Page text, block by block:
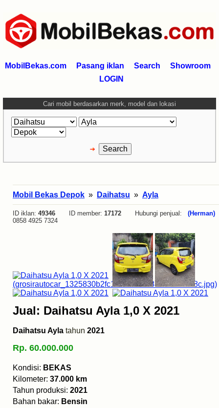
MobilBekas.com Pasang iklan Search
Showroom
LOGIN
Cari mobil berdasarkan merk, model dan lokasi
Mobil Bekas Depok » Daihatsu » Ayla
ID iklan: 49346 ID member: 17172 Hubungi penjual: (Herman)
0858 4925 7324
Jual: Daihatsu Ayla 1,0 X 2021
Daihatsu Ayla tahun 2021
Rp. 60.000.000
Kondisi: BEKAS
Kilometer: 37.000 km
Tahun produksi: 2021
Bahan bakar: Bensin